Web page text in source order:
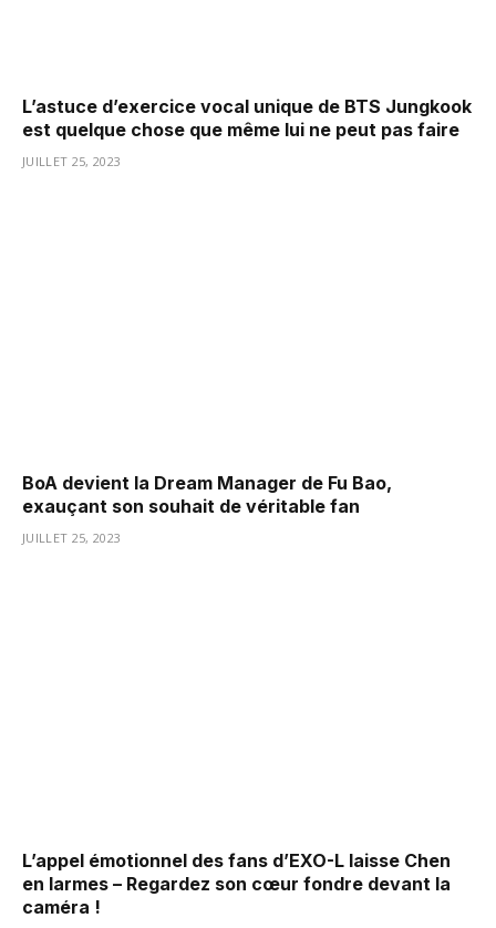
L’astuce d’exercice vocal unique de BTS Jungkook
est quelque chose que même lui ne peut pas faire
JUILLET 25, 2023
BoA devient la Dream Manager de Fu Bao,
exauçant son souhait de véritable fan
JUILLET 25, 2023
L’appel émotionnel des fans d’EXO-L laisse Chen
en larmes – Regardez son cœur fondre devant la
caméra !